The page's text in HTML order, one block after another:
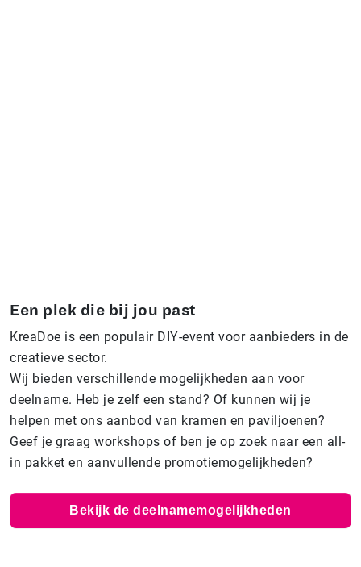
Een plek die bij jou past
KreaDoe is een populair DIY-event voor aanbieders in de
creatieve sector.
Wij bieden verschillende mogelijkheden aan voor
deelname. Heb je zelf een stand? Of kunnen wij je
helpen met ons aanbod van kramen en paviljoenen?
Geef je graag workshops of ben je op zoek naar een all-
in pakket en aanvullende promotiemogelijkheden?
Bekijk de deelnamemogelijkheden